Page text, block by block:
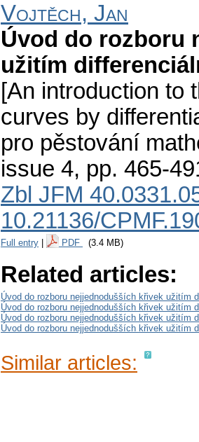
Vojtěch, Jan
Úvod do rozboru
užitím
[An introduction to
curves by
pro pěstování
issue 4, pp. 465-
Zbl JFM
10.21136/
Full entry PDF (3.4 MB)
Related articles:
Úvod do rozboru nejjednodušších křivek užitím
Úvod do rozboru nejjednodušších křivek užitím
Úvod do rozboru nejjednodušších křivek užitím
Úvod do rozboru nejjednodušších křivek užitím
Similar articles: